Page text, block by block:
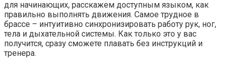
для начинающих, расскажем доступным языком, как
правильно выполнять движения. Самое трудное в
брассе – интуитивно синхронизировать работу рук, ног,
тела и дыхательной системы. Как только это у вас
получится, сразу сможете плавать без инструкций и
тренера.